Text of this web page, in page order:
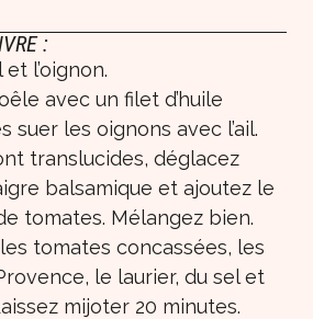
:
et l’oignon.
avec un filet d’huile
suer les oignons avec l’ail.
translucides, déglacez
balsamique et ajoutez le
tomates. Mélangez bien.
tomates concassées, les
le laurier, du sel et
mijoter 20 minutes.